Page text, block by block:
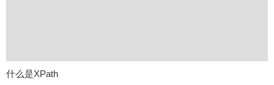
什么是XPath